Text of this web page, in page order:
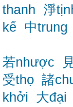
thanh 淨
kế 中trung
若nhược
受thọ 諸
khởi 大đại